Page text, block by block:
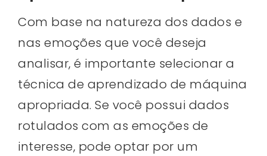
Com base na natureza dos dados e
nas emoções que você deseja
analisar, é importante selecionar a
técnica de aprendizado de máquina
apropriada. Se você possui dados
rotulados com as emoções de
interesse, pode optar por um